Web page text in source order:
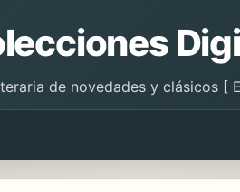
de novedades y clásicos [